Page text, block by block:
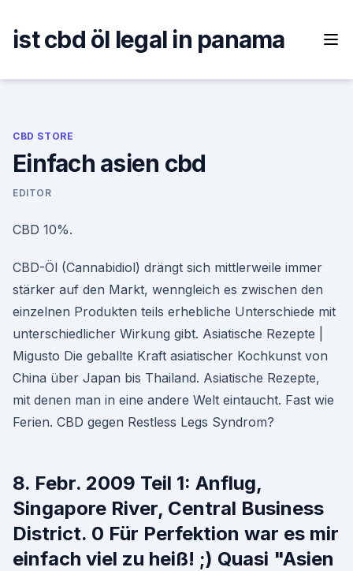
content
ist cbd öl legal in panama
CBD STORE
Einfach asien cbd
EDITOR
CBD 10%.
CBD-Öl (Cannabidiol) drängt sich mittlerweile immer
stärker auf den Markt, wenngleich es zwischen den
einzelnen Produkten teils erhebliche Unterschiede mit
unterschiedlicher Wirkung gibt. Asiatische Rezepte |
Migusto Die geballte Kraft asiatischer Kochkunst von
China über Japan bis Thailand. Asiatische Rezepte,
mit denen man in eine andere Welt eintaucht. Fast wie
Ferien. CBD gegen Restless Legs Syndrom?
8. Febr. 2009 Teil 1: Anflug,
Singapore River, Central Business
District. 0 Für Perfektion war es mir
einfach viel zu heiß! ;) Quasi "Asien